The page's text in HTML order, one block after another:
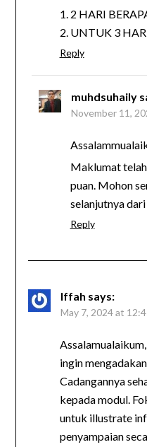
1. 2 HARI
2. UNTUK 3
Reply
muhdsuhaily
November 11,
Maklumat
puan. Mohon
selanjutnya
Reply
Iffah says:
May 7, 2024 at
ingin
Cadangannya
kepada modul.
untuk illustrate
penyampaian